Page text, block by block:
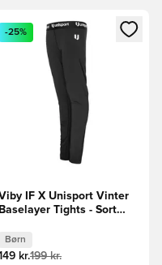
tilmelde dig som
en Modal til at logge
-25%
IF X Unisport Vinter
Baselayer Tights - Sort
Børn
kr.199 kr.